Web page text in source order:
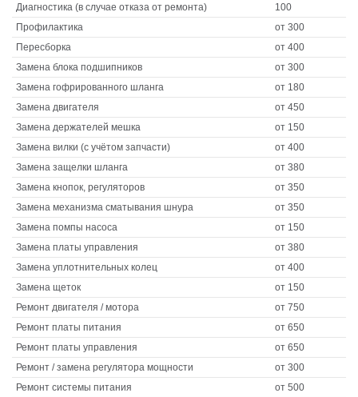
Диагностика (в случае отказа от ремонта)
100
Профилактика
от 300
Пересборка
от 400
Замена блока подшипников
от 300
Замена гофрированного шланга
от 180
Замена двигателя
от 450
Замена держателей мешка
от 150
Замена вилки (с учётом запчасти)
от 400
Замена защелки шланга
от 380
Замена кнопок, регуляторов
от 350
Замена механизма сматывания шнура
от 350
Замена помпы насоса
от 150
Замена платы управления
от 380
Замена уплотнительных колец
от 400
Замена щеток
от 150
Ремонт двигателя / мотора
от 750
Ремонт платы питания
от 650
Ремонт платы управления
от 650
Ремонт / замена регулятора мощности
от 300
Ремонт системы питания
от 500